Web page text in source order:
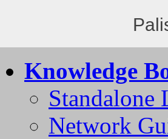
Knowledge
Standalone
Network